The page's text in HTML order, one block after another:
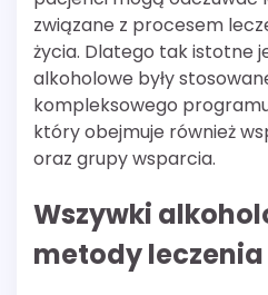
związane z procesem
życia. Dlatego tak istotne
alkoholowe były
kompleksowego
który obejmuje również
oraz grupy wsparcia.
Wszywki
metody